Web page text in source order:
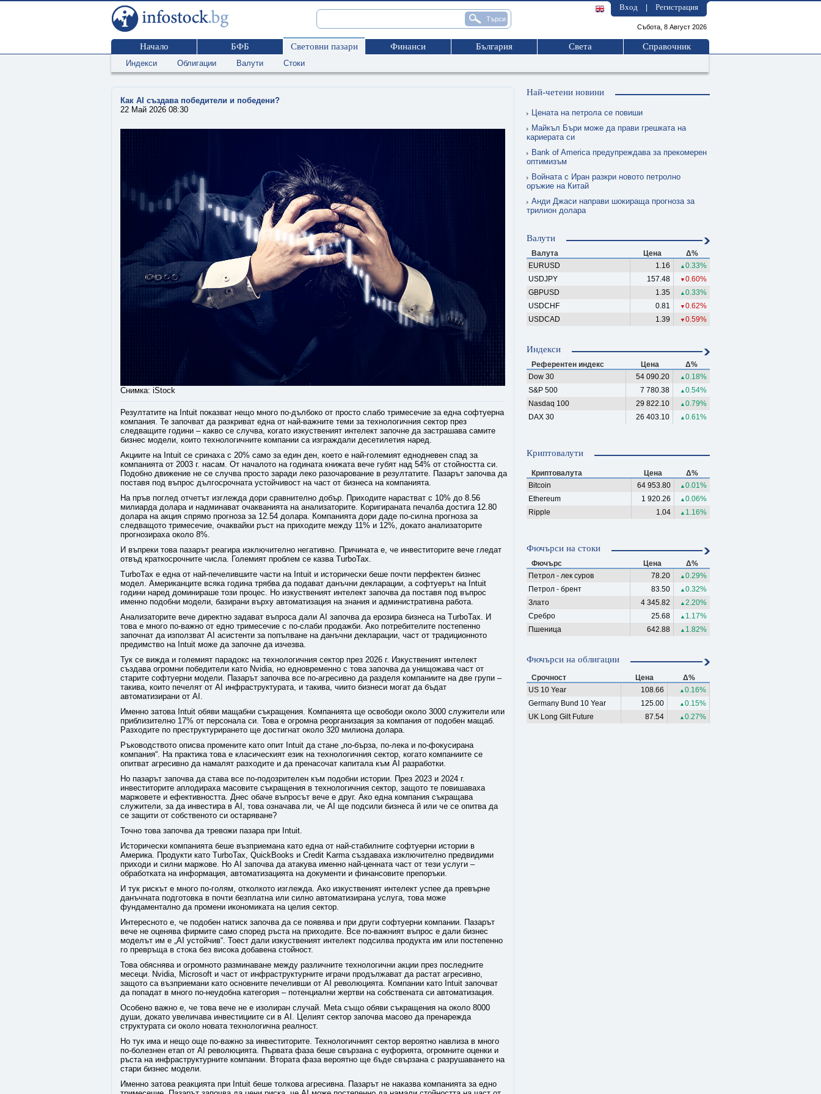
Вход Регистрация
Събота, 8 Август 2026
Начало БФБ Световни пазари Финанси България Света Справочник
Индекси Облигации Валути Стоки
Как AI създава победители и победени?
22 Май 2026 08:30
Снимка: iStock
Резултатите на Intuit показват нещо много по-дълбоко от просто слабо тримесечие за една софтуерна
компания. Те започват да разкриват една от най-важните теми за технологичния сектор през
следващите години – какво се случва, когато изкуственият интелект започне да застрашава самите
бизнес модели, които технологичните компании са изграждали десетилетия наред.
Акциите на Intuit се сринаха с 20% само за един ден, което е най-големият еднодневен спад за
компанията от 2003 г. насам. От началото на годината книжата вече губят над 54% от стойността си.
Подобно движение не се случва просто заради леко разочарование в резултатите. Пазарът започва да
поставя под въпрос дългосрочната устойчивост на част от бизнеса на компанията.
На пръв поглед отчетът изглежда дори сравнително добър. Приходите нарастват с 10% до 8.56
милиарда долара и надминават очакванията на анализаторите. Коригираната печалба достига 12.80
долара на акция спрямо прогноза за 12.54 долара. Компанията дори даде по-силна прогноза за
следващото тримесечие, очаквайки ръст на приходите между 11% и 12%, докато анализаторите
прогнозираха около 8%.
И въпреки това пазарът реагира изключително негативно. Причината е, че инвеститорите вече гледат
отвъд краткосрочните числа. Големият проблем се казва TurboTax.
TurboTax е една от най-печелившите части на Intuit и исторически беше почти перфектен бизнес
модел. Американците всяка година трябва да подават данъчни декларации, а софтуерът на Intuit
години наред доминираше този процес. Но изкуственият интелект започва да поставя под въпрос
именно подобни модели, базирани върху автоматизация на знания и административна работа.
Анализаторите вече директно задават въпроса дали AI започва да ерозира бизнеса на TurboTax. И
това е много по-важно от едно тримесечие с по-слаби продажби. Ако потребителите постепенно
започнат да използват AI асистенти за попълване на данъчни декларации, част от традиционното
предимство на Intuit може да започне да изчезва.
Тук се вижда и големият парадокс на технологичния сектор през 2026 г. Изкуственият интелект
създава огромни победители като Nvidia, но едновременно с това започва да унищожава част от
старите софтуерни модели. Пазарът започва все по-агресивно да разделя компаниите на две групи –
такива, които печелят от AI инфраструктурата, и такива, чиито бизнеси могат да бъдат
автоматизирани от AI.
Именно затова Intuit обяви мащабни съкращения. Компанията ще освободи около 3000 служители или
приблизително 17% от персонала си. Това е огромна реорганизация за компания от подобен мащаб.
Разходите по преструктурирането ще достигнат около 320 милиона долара.
Ръководството описва промените като опит Intuit да стане „по-бърза, по-лека и по-фокусирана
компания“. На практика това е класическият език на технологичния сектор, когато компаниите се
опитват агресивно да намалят разходите и да пренасочат капитала към AI разработки.
Но пазарът започва да става все по-подозрителен към подобни истории. През 2023 и 2024 г.
инвеститорите аплодираха масовите съкращения в технологичния сектор, защото те повишаваха
маржовете и ефективността. Днес обаче въпросът вече е друг. Ако една компания съкращава
служители, за да инвестира в AI, това означава ли, че AI ще подсили бизнеса й или че се опитва да
се защити от собственото си остаряване?
Точно това започва да тревожи пазара при Intuit.
Исторически компанията беше възприемана като една от най-стабилните софтуерни истории в
Америка. Продукти като TurboTax, QuickBooks и Credit Karma създаваха изключително предвидими
приходи и силни маржове. Но AI започва да атакува именно най-ценната част от тези услуги –
обработката на информация, автоматизацията на документи и финансовите препоръки.
И тук рискът е много по-голям, отколкото изглежда. Ако изкуственият интелект успее да превърне
данъчната подготовка в почти безплатна или силно автоматизирана услуга, това може
фундаментално да промени икономиката на целия сектор.
Интересното е, че подобен натиск започва да се появява и при други софтуерни компании. Пазарът
вече не оценява фирмите само според ръста на приходите. Все по-важният въпрос е дали бизнес
моделът им е „AI устойчив“. Тоест дали изкуственият интелект подсилва продукта им или постепенно
го превръща в стока без висока добавена стойност.
Това обяснява и огромното разминаване между различните технологични акции през последните
месеци. Nvidia, Microsoft и част от инфраструктурните играчи продължават да растат агресивно,
защото са възприемани като основните печеливши от AI революцията. Компании като Intuit започват
да попадат в много по-неудобна категория – потенциални жертви на собствената си автоматизация.
Особено важно е, че това вече не е изолиран случай. Meta също обяви съкращения на около 8000
души, докато увеличава инвестициите си в AI. Целият сектор започва масово да пренарежда
структурата си около новата технологична реалност.
Но тук има и нещо още по-важно за инвеститорите. Технологичният сектор вероятно навлиза в много
по-болезнен етап от AI революцията. Първата фаза беше свързана с еуфорията, огромните оценки и
ръста на инфраструктурните компании. Втората фаза вероятно ще бъде свързана с разрушаването на
стари бизнес модели.
Именно затова реакцията при Intuit беше толкова агресивна. Пазарът не наказва компанията за едно
Най-четени новини
Цената на петрола се повиши
Майкъл Бъри може да прави грешката на
кариерата си
Bank of America предупреждава за прекомерен
оптимизъм
Войната с Иран разкри новото петролно
оръжие на Китай
Анди Джаси направи шокираща прогноза за
трилион долара
Валути
Валута Цена
Δ%
EURUSD
1.16 ▲ 0.33%
USDJPY
157.48 ▼ 0.60%
GBPUSD
1.35 ▲ 0.33%
USDCHF
0.81 ▼ 0.62%
USDCAD
1.39 ▼ 0.59%
Индекси
Референтен индекс Цена
Δ%
Dow 30
54 090.20 ▲ 0.18%
S&P 500
7 780.38 ▲ 0.54%
Nasdaq 100
29 822.10 ▲ 0.79%
DAX 30
26 403.10 ▲ 0.61%
Криптовалути
Криптовалута Цена
Δ%
Bitcoin
64 953.80 ▲ 0.01%
Ethereum
1 920.26 ▲ 0.06%
Ripple
1.04 ▲ 1.16%
Фючърси на стоки
Фючърс Цена
Δ%
Петрол - лек суров
78.20 ▲ 0.29%
Петрол - брент
83.50 ▲ 0.32%
Злато
4 345.82 ▲ 2.20%
Сребро
25.68 ▲ 1.17%
Пшеница
642.88 ▲ 1.82%
Фючърси на облигации
Срочност Цена
Δ%
US 10 Year
108.66 ▲ 0.16%
Germany Bund 10 Year
125.00 ▲ 0.15%
UK Long Gilt Future
87.54 ▲ 0.27%